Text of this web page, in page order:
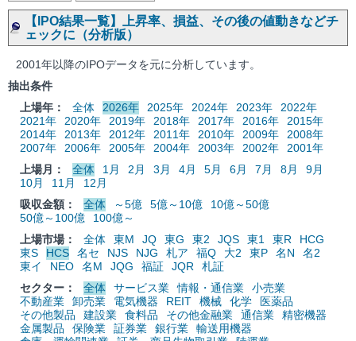
【IPO結果一覧】上昇率、損益、その後の値動きなどチ
ェックに（分析版）
2001年以降のIPOデータを元に分析しています。
抽出条件
上場年：
全体 2026年 2025年 2024年 2023年
2022年
2021年
2020年 2019年 2018年 2017年 2016年
2015年
2014年
2013年 2012年 2011年 2010年 2009年
2008年
2007年
2006年 2005年 2004年 2003年 2002年
2001年
上場月：
全体 1月 2月 3月 4月 5月 6月 7月 8月
9月
10月
11月
12月
吸収金額：
全体 ～5億 5億～10億
10億～50億
50億～100億
100億～
上場市場：
全体 東M JQ 東G 東2 JQS 東1 東R
HCG
東S
HCS 名セ NJS NJG 札ア 福Q 大2 東P 名N
名2
東イ
NEO 名M JQG 福証 JQR
札証
セクター：
全体 サービス業 情報・通信業
小売業
不動産業
卸売業 電気機器 REIT 機械 化学
医薬品
その他製品
建設業 食料品 その他金融業 通信業
精密機器
金属製品
保険業 証券業 銀行業
輸送用機器